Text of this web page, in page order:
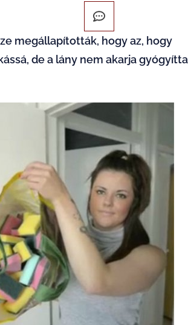
megállapították, hogy az, hogy
de a lány nem akarja